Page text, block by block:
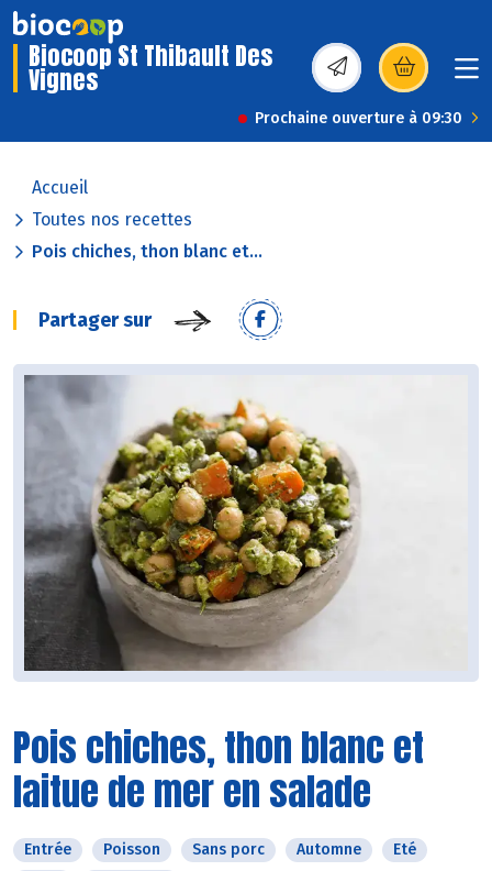
Biocoop St Thibault Des
Vignes (s’ouvre dans une
Prochaine ouverture à 09:30
Accueil
Toutes nos recettes
Pois chiches, thon blanc et...
Partager sur
Pois chiches, thon blanc et
laitue de mer en salade
Entrée Poisson Sans porc Automne
Eté